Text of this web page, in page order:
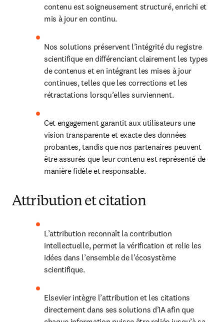
contenu est soigneusement structuré, enrichi et
mis à jour en continu.
Nos solutions préservent l’intégrité du registre
scientifique en différenciant clairement les types
de contenus et en intégrant les mises à jour
continues, telles que les corrections et les
rétractations lorsqu’elles surviennent.
Cet engagement garantit aux utilisateurs une
vision transparente et exacte des données
probantes, tandis que nos partenaires peuvent
être assurés que leur contenu est représenté de
manière fidèle et responsable.
Attribution et citation
L’attribution reconnaît la contribution
intellectuelle, permet la vérification et relie les
idées dans l’ensemble de l’écosystème
scientifique.
Elsevier intègre l’attribution et les citations
directement dans ses solutions d’IA afin que